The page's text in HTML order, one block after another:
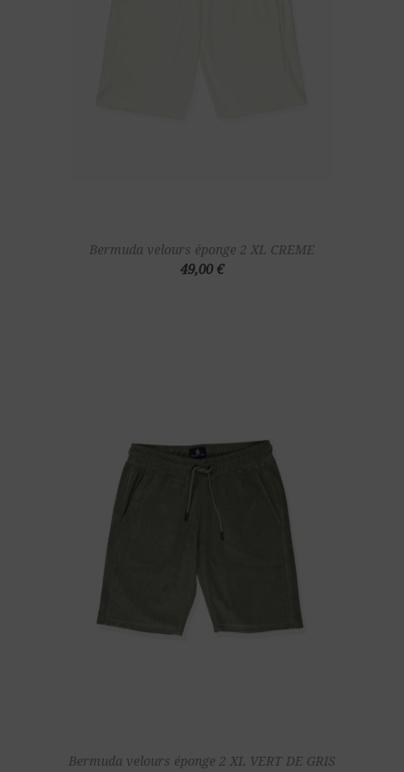
Bermuda velours éponge 2 XL CREME
49,00 €
Bermuda velours éponge 2 XL VERT DE GRIS